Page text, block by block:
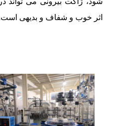
اثر خوب و شفاف و بدیهی